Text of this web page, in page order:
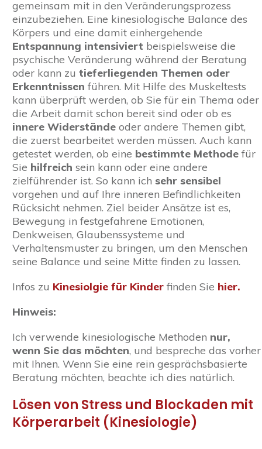
gemeinsam mit in den Veränderungsprozess
einzubeziehen. Eine kinesiologische Balance des
Körpers und eine damit einhergehende
Entspannung intensiviert beispielsweise die
psychische Veränderung während der Beratung
oder kann zu tieferliegenden Themen oder
Erkenntnissen führen. Mit Hilfe des Muskeltests
kann überprüft werden, ob Sie für ein Thema oder
die Arbeit damit schon bereit sind oder ob es
innere Widerstände oder andere Themen gibt,
die zuerst bearbeitet werden müssen. Auch kann
getestet werden, ob eine bestimmte Methode für
Sie hilfreich sein kann oder eine andere
zielführender ist. So kann ich sehr sensibel
vorgehen und auf Ihre inneren Befindlichkeiten
Rücksicht nehmen. Ziel beider Ansätze ist es,
Bewegung in festgefahrene Emotionen,
Denkweisen, Glaubenssysteme und
Verhaltensmuster zu bringen, um den Menschen
seine Balance und seine Mitte finden zu lassen.
Infos zu Kinesiolgie für Kinder finden Sie hier.
Hinweis:
Ich verwende kinesiologische Methoden nur,
wenn Sie das möchten, und bespreche das vorher
mit Ihnen. Wenn Sie eine rein gesprächsbasierte
Beratung möchten, beachte ich dies natürlich.
Lösen von Stress und Blockaden mit
Körperarbeit (Kinesiologie)